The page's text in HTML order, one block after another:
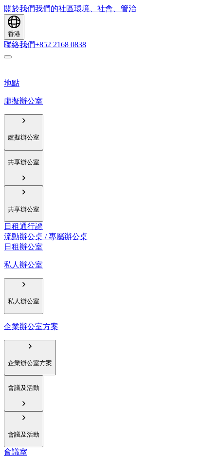
關於我們我們的社區環境、社會、管治
香港
聯絡我們+852 2168 0838
地點
虛擬辦公室
虛擬辦公室
共享辦公室
共享辦公室
日租通行證
流動辦公桌 / 專屬辦公桌
日租辦公室
私人辦公室
私人辦公室
企業辦公室方案
企業辦公室方案
會議及活動
會議及活動
會議室